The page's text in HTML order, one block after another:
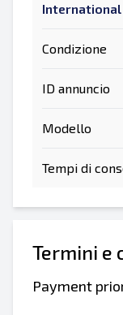
Condizione
ID annuncio
Modello
Tempi di
Termini
Payment